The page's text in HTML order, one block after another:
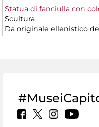
Statua di fanciulla con
Scultura
Da originale ellenistico